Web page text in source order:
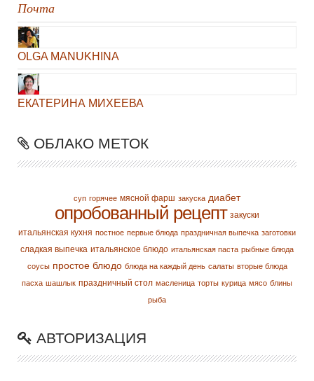
Почта
OLGA MANUKHINA
ЕКАТЕРИНА МИХЕЕВА
ОБЛАКО МЕТОК
суп горячее мясной фарш закуска диабет
опробованный рецепт закуски
итальянская кухня постное первые блюда праздничная выпечка заготовки
сладкая выпечка итальянское блюдо итальянская паста рыбные блюда
соусы простое блюдо блюда на каждый день салаты вторые блюда
пасха шашлык праздничный стол масленица торты курица мясо блины
рыба
АВТОРИЗАЦИЯ